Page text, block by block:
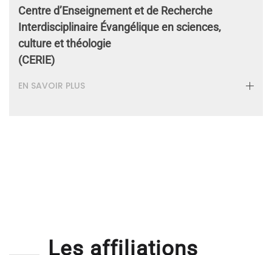
Centre d’Enseignement et de Recherche
Interdisciplinaire Évangélique en sciences,
culture et théologie
(CERIE)
EN SAVOIR PLUS
Les affiliations